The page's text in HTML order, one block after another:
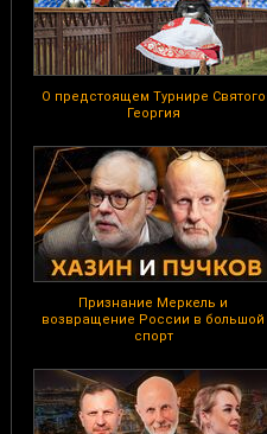
О предстоящем Турнире Святого
Георгия
Признание Меркель и
возвращение России в большой
спорт